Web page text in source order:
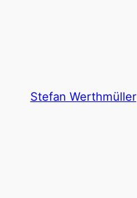
Stefan Werthmüller